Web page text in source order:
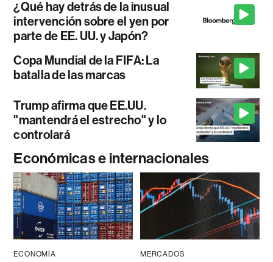
¿Qué hay detrás de la inusual
intervención sobre el yen por
parte de EE. UU. y Japón?
Copa Mundial de la FIFA: La
batalla de las marcas
Trump afirma que EE.UU.
"mantendrá el estrecho" y lo
controlará
Económicas e internacionales
ECONOMÍA MERCADOS